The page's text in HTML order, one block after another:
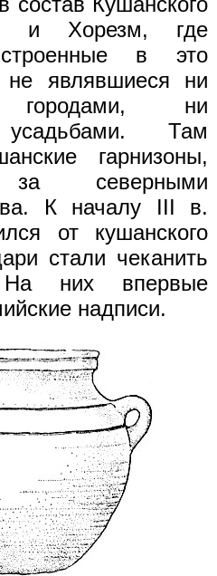
и Хорезм, где
в это
не являвшиеся ни
городами, ни
усадьбами. Там
гарнизоны,
за северными
К началу III в.
от кушанского
стали чеканить
них впервые
надписи.